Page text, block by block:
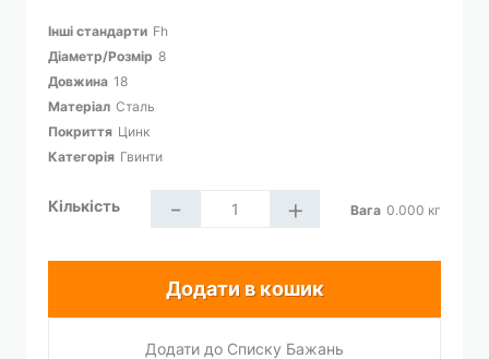
Інші стандарти Fh
Діаметр/Розмір 8
Довжина 18
Матеріал Сталь
Покриття Цинк
Категорія Гвинти
Кількість - + Вага 0.000 кг
Додати в кошик
Додати до Списку Бажань